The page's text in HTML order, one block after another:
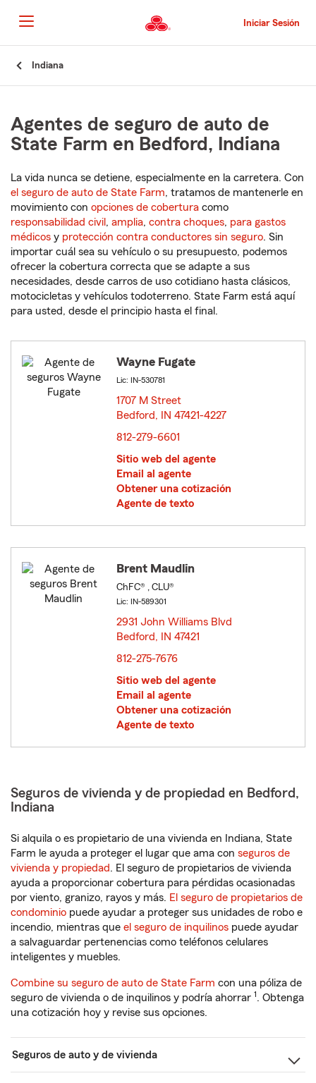
al
contenido
principal
Iniciar Sesión
Indiana
Agentes de seguro de auto de
State Farm en Bedford, Indiana
La vida nunca se detiene, especialmente en la carretera. Con
el seguro de auto de State Farm, tratamos de mantenerle en
movimiento con opciones de cobertura como
responsabilidad civil , amplia, contra choques, para gastos
médicos y protección contra conductores sin seguro. Sin
importar cuál sea su vehículo o su presupuesto, podemos
ofrecer la cobertura correcta que se adapte a sus
necesidades, desde carros de uso cotidiano hasta clásicos,
motocicletas y vehículos todoterreno. State Farm está aquí
para usted, desde el principio hasta el final.
Wayne Fugate
Lic: IN-530781
1707 M Street
Bedford, IN 47421-4227
812-279-6601
Sitio web del agente
Email al agente
Obtener una cotización
Agente de texto
Brent Maudlin
ChFC® , CLU®
Lic: IN-589301
2931 John Williams Blvd
Bedford, IN 47421
812-275-7676
Sitio web del agente
Email al agente
Obtener una cotización
Agente de texto
Seguros de vivienda y de propiedad en Bedford,
Indiana
Si alquila o es propietario de una vivienda en Indiana, State
Farm le ayuda a proteger el lugar que ama con seguros de
vivienda y propiedad. El seguro de propietarios de vivienda
ayuda a proporcionar cobertura para pérdidas ocasionadas
por viento, granizo, rayos y más. El seguro de propietarios de
condominio puede ayudar a proteger sus unidades de robo e
incendio, mientras que el seguro de inquilinos puede ayudar
a salvaguardar pertenencias como teléfonos celulares
inteligentes y muebles.
Combine su seguro de auto de State Farm con una póliza de
seguro de vivienda o de inquilinos y podría ahorrar 1. Obtenga
una cotización hoy y revise sus opciones.
Seguros de auto y de vivienda